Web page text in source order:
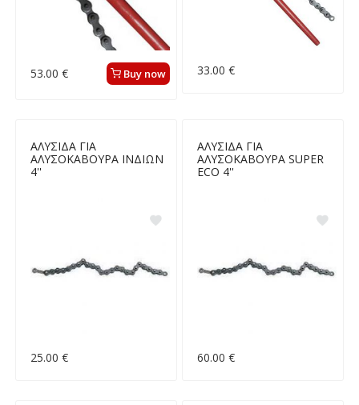
53.00 € Buy now 33.00 €
ΑΛΥΣΙΔΑ ΓΙΑ
ΑΛΥΣΟΚΑΒΟΥΡΑ ΙΝΔΙΩΝ
4''
25.00 €
ΑΛΥΣΙΔΑ ΓΙΑ
ΑΛΥΣΟΚΑΒΟΥΡΑ SUPER
ECO 4''
60.00 €